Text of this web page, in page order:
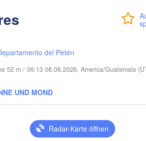
Anmelden
del Petén
52 m / 06:13 08.08.2026, America/Guatemala
UND MOND
Radar-Karte öffnen
Nassau